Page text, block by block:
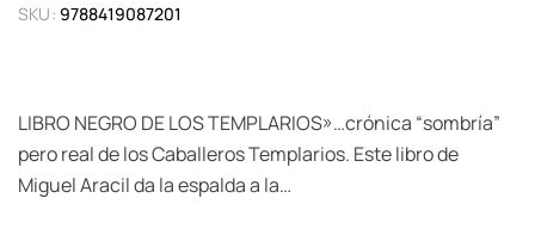
SKU: 9788419087201
LIBRO NEGRO DE LOS TEMPLARIOS»…crónica “sombría”
pero real de los Caballeros Templarios. Este libro de
Miguel Aracil da la espalda a la…